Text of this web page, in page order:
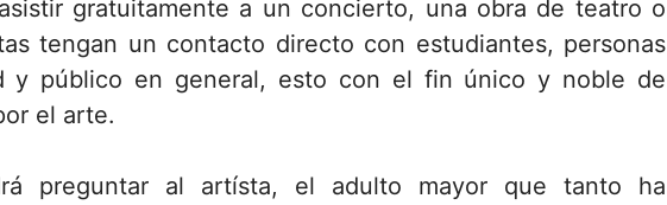
gratuitamente a un concierto, una obra de teatro o
tengan un contacto directo con estudiantes, personas
y público en general, esto con el fin único y noble de
el arte.
preguntar al artísta, el adulto mayor que tanto ha